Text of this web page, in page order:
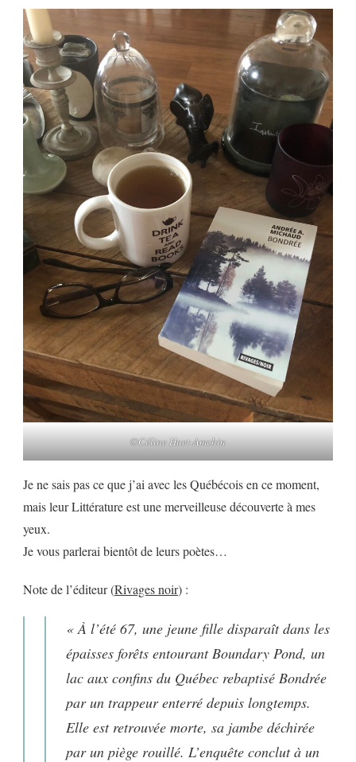
©Céline Huet-Amchin
Je ne sais pas ce que j’ai avec les Québécois en ce moment,
mais leur Littérature est une merveilleuse découverte à mes
yeux.
Je vous parlerai bientôt de leurs poètes…
Note de l’éditeur (Rivages noir) :
« À l’été 67, une jeune fille disparaît dans les
épaisses forêts entourant Boundary Pond, un
lac aux confins du Québec rebaptisé Bondrée
par un trappeur enterré depuis longtemps.
Elle est retrouvée morte, sa jambe déchirée
par un piège rouillé. L’enquête conclut à un